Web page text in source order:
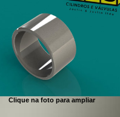
Clique na foto para ampliar